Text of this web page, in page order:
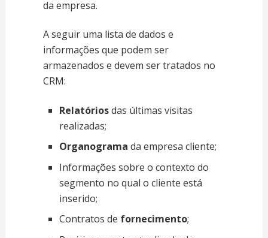
da empresa.
A seguir uma lista de dados e
informações que podem ser
armazenados e devem ser tratados no
CRM:
Relatóriosdas últimas visitas
realizadas;
Organograma da empresa cliente;
Informações sobre o contexto do
segmento no qual o cliente está
inserido;
Contratos de fornecimento;